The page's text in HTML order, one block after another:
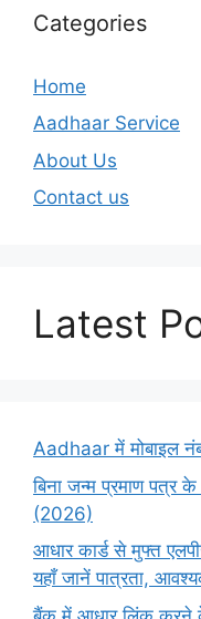
Categories
Home
Aadhaar Service
About Us
Contact us
Latest
Aadhaar में मोबाइल
बिना जन्म प्रमाण पत्र
(2026)
आधार कार्ड से मुफ्त
यहाँ जानें पात्रता,